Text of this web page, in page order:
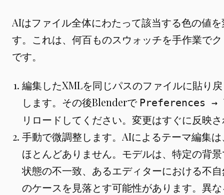
AIはファイル全体にわたって該当する色の値
す。これは、何百ものスウォッチを手作業で
です。
編集したXMLを同じパスのファイルに貼り
します。その後Blenderで Preferences →
リロードしてください。変更はすぐに反映
手動で微調整します。AIによるテーマ編集
ほとんどありません。モデルは、特定の背
状態の不一致、あるエディターにおける不
のケースを見落とす可能性があります。異